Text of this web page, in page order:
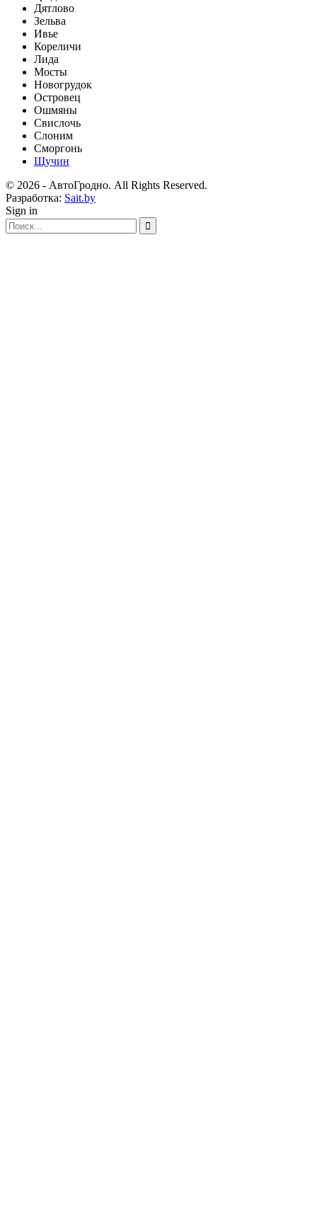
Дятлово
Зельва
Ивье
Кореличи
Лида
Мосты
Новогрудок
Островец
Ошмяны
Свислочь
Слоним
Сморгонь
Щучин
© 2026 - АвтоГродно. All Rights Reserved.
Разработка: Sait.by
Sign in